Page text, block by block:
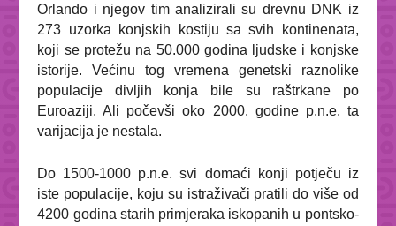
Orlando i njegov tim analizirali su drevnu DNK iz
273 uzorka konjskih kostiju sa svih kontinenata,
koji se protežu na 50.000 godina ljudske i konjske
istorije. Većinu tog vremena genetski raznolike
populacije divljih konja bile su raštrkane po
Euroaziji. Ali počevši oko 2000. godine p.n.e. ta
varijacija je nestala.
Do 1500-1000 p.n.e. svi domaći konji potječu iz
iste populacije, koju su istraživači pratili do više od
4200 godina starih primjeraka iskopanih u pontsko-